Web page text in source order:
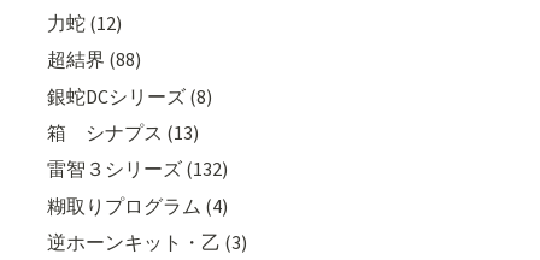
力蛇 (12)
超結界 (88)
銀蛇DCシリーズ (8)
箱 シナプス (13)
雷智３シリーズ (132)
糊取りプログラム (4)
逆ホーンキット・乙 (3)